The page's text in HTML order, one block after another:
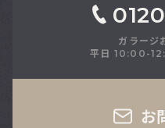
ガラージ
平日 10:00-
お